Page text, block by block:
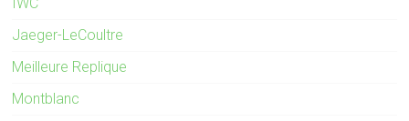
IWC
Jaeger-LeCoultre
Meilleure Replique
Montblanc